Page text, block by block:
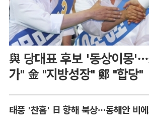
與 당대표 후보 '동상이몽
가" 金 "지방성장" 鄭 "합당"
태풍 '찬홈' 日 향해 북상…동해안 비